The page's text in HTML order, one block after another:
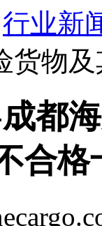
行业新
货物
都
合格